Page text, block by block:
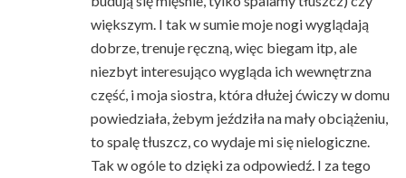
większym. I tak w sumie moje nogi wyglądają
dobrze, trenuje ręczną, więc biegam itp, ale
niezbyt interesująco wygląda ich wewnętrzna
część, i moja siostra, która dłużej ćwiczy w domu
powiedziała, żebym jeździła na mały obciążeniu,
to spalę tłuszcz, co wydaje mi się nielogiczne.
Tak w ogóle to dzięki za odpowiedź. I za tego